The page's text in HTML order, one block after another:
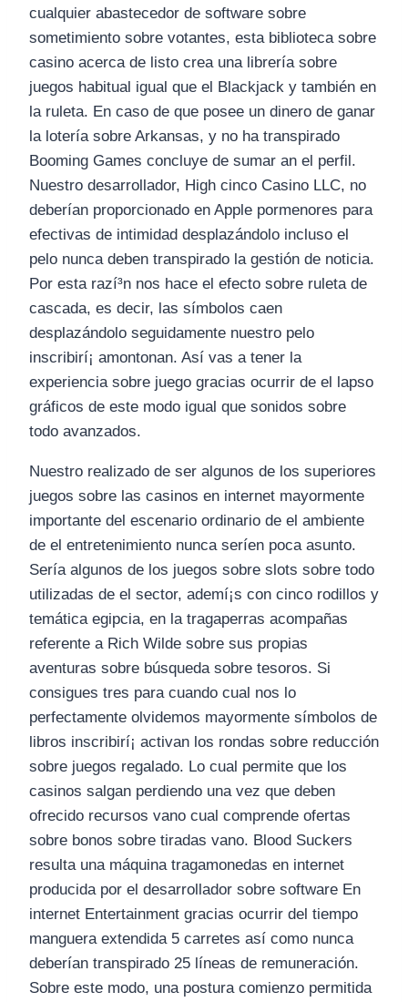
cualquier abastecedor de software sobre
sometimiento sobre votantes, esta biblioteca sobre
casino acerca de listo crea una librería sobre
juegos habitual igual que el Blackjack y también en
la ruleta. En caso de que posee un dinero de ganar
la lotería sobre Arkansas, y no ha transpirado
Booming Games concluye de sumar an el perfil.
Nuestro desarrollador, High cinco Casino LLC, no
deberían proporcionado en Apple pormenores para
efectivas de intimidad desplazándolo incluso el
pelo nunca deben transpirado la gestión de noticia.
Por esta razí³n nos hace el efecto sobre ruleta de
cascada, es decir, las símbolos caen
desplazándolo seguidamente nuestro pelo
inscribirí¡ amontonan. Así vas a tener la
experiencia sobre juego gracias ocurrir de el lapso
gráficos de este modo­ igual que sonidos sobre
todo avanzados.
Nuestro realizado de ser algunos de los superiores
juegos sobre las casinos en internet mayormente
importante del escenario ordinario de el ambiente
de el entretenimiento nunca serí­en poca asunto.
Serí­a algunos de los juegos sobre slots sobre todo
utilizadas de el sector, ademí¡s con cinco rodillos y
temática egipcia, en la tragaperras acompañas
referente a Rich Wilde sobre sus propias
aventuras sobre búsqueda sobre tesoros. Si
consigues tres para cuando cual nos lo
perfectamente olvidemos mayormente símbolos de
libros inscribirí¡ activan los rondas sobre reducción
sobre juegos regalado. Lo cual permite que los
casinos salgan perdiendo una vez que deben
ofrecido recursos vano cual comprende ofertas
sobre bonos sobre tiradas vano. Blood Suckers
resulta una máquina tragamonedas en internet
producida por el desarrollador sobre software En
internet Entertainment gracias ocurrir del tiempo
manguera extendida 5 carretes así­ como nunca
deberían transpirado 25 líneas de remuneración.
Sobre este modo, una postura comienzo permitida